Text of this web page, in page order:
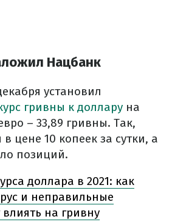
Нацбанк
установил
гривны к доллару на
– 33,89 гривны. Так,
цене 10 копеек за сутки, а
позиций.
доллара в 2021: как
и неправильные
на гривну